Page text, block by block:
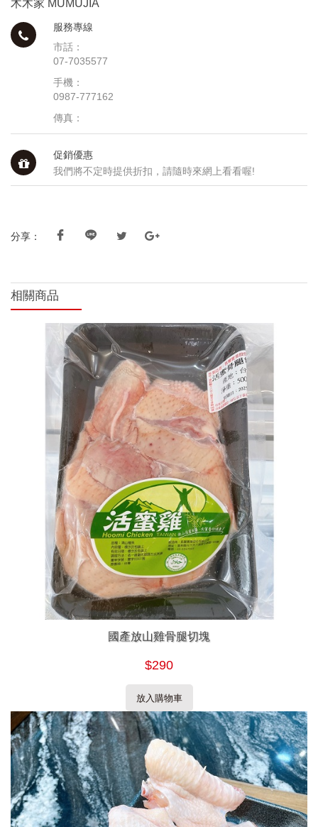
木木家 MUMUJIA
服務專線
市話：
07-7035577
手機：
0987-777162
傳真：
促銷優惠
我們將不定時提供折扣，請隨時來網上看看喔!
分享：
相關商品
國產放山雞骨腿切塊
$290
放入購物車